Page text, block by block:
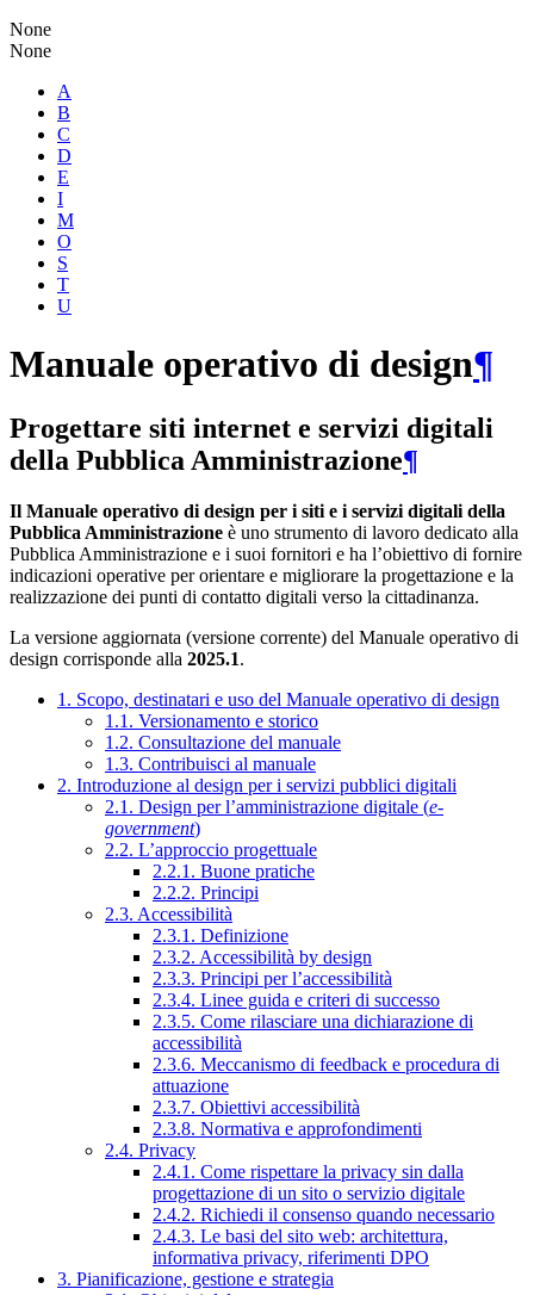
None
None
A
B
C
D
E
I
M
O
S
T
U
Manuale operativo di design¶
Progettare siti internet e servizi digitali
della Pubblica Amministrazione¶
Il Manuale operativo di design per i siti e i servizi digitali della
Pubblica Amministrazione è uno strumento di lavoro dedicato alla
Pubblica Amministrazione e i suoi fornitori e ha l’obiettivo di fornire
indicazioni operative per orientare e migliorare la progettazione e la
realizzazione dei punti di contatto digitali verso la cittadinanza.
La versione aggiornata (versione corrente) del Manuale operativo di
design corrisponde alla 2025.1.
1. Scopo, destinatari e uso del Manuale operativo di design
1.1. Versionamento e storico
1.2. Consultazione del manuale
1.3. Contribuisci al manuale
2. Introduzione al design per i servizi pubblici digitali
2.1. Design per l’amministrazione digitale (e-
government)
2.2. L’approccio progettuale
2.2.1. Buone pratiche
2.2.2. Principi
2.3. Accessibilità
2.3.1. Definizione
2.3.2. Accessibilità by design
2.3.3. Principi per l’accessibilità
2.3.4. Linee guida e criteri di successo
2.3.5. Come rilasciare una dichiarazione di
accessibilità
2.3.6. Meccanismo di feedback e procedura di
attuazione
2.3.7. Obiettivi accessibilità
2.3.8. Normativa e approfondimenti
2.4. Privacy
2.4.1. Come rispettare la privacy sin dalla
progettazione di un sito o servizio digitale
2.4.2. Richiedi il consenso quando necessario
2.4.3. Le basi del sito web: architettura,
informativa privacy, riferimenti DPO
3. Pianificazione, gestione e strategia